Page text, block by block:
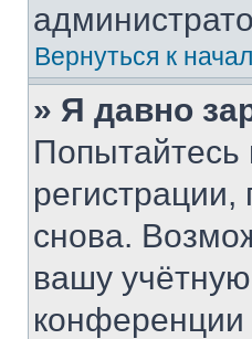
Вернуться к
» Я давно
снова.
вашу
конференции